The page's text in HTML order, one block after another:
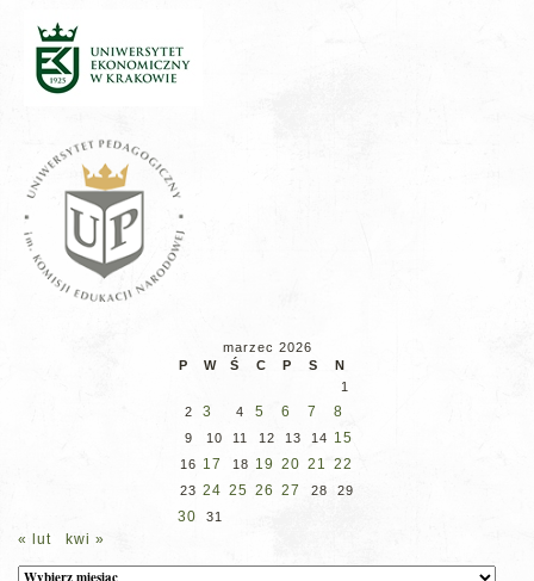
marzec 2026
P
W Ś C P S
N
1
2
3 4 5 6 7 8
9 10 11 12 13 14 15
16 17 18 19 20 21 22
23 24 25 26 27 28 29
30 31
« lut kwi »
Archiwum